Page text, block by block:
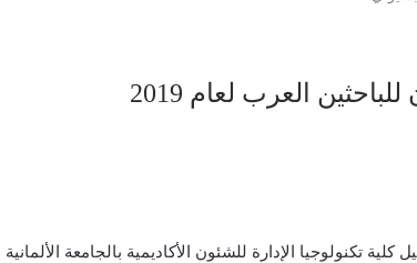
العرب لعام 2019
الإدارة للشئون الأكاديمية بالجامعة الألمانية